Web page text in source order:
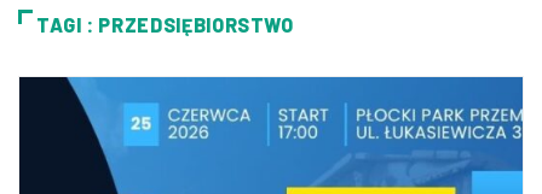
Pomniejsz
Czcionki
TAGI : PRZEDSIĘBIORSTWO